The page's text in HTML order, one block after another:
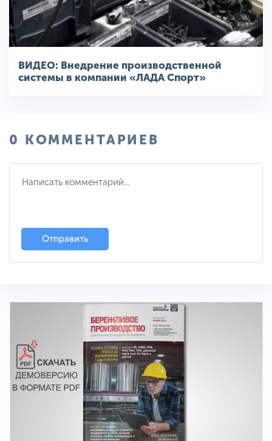
ВИДЕО: Внедрение производственной
системы в компании «ЛАДА Спорт»
0 КОММЕНТАРИЕВ
Отправить